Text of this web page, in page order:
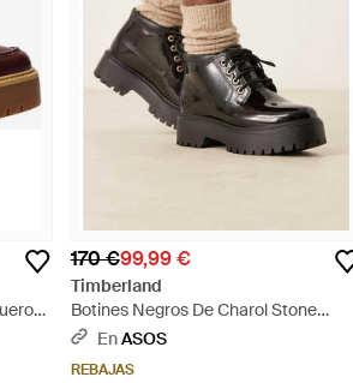
170 €99,99 €
Timberland
Botines Negros De Charol Stone
Street Nellie De - Negro
EnASOS
REBAJAS